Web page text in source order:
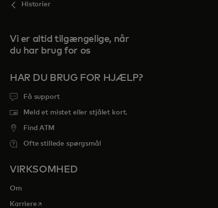
Historier
Vi er altid tilgængelige, når
du har brug for os
HAR DU BRUG FOR HJÆLP?
Få support
Meld et mistet eller stjålet kort.
Find ATM
Ofte stillede spørgsmål
VIRKSOMHED
Om
Karriereopens in a new tab